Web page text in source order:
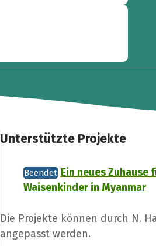
Unterstützte Projekte
Beendet Ein neues Zuhause
Waisenkinder in Myanmar
Die Projekte können durch N.
angepasst werden.